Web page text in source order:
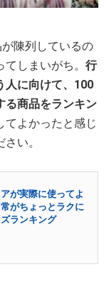
陳列しているの
しまいがち。 行
人に向けて、100
る商品をランキン
てよかったと感じ
い。
が実際に使ってよ
がちょっとラクに
ランキング